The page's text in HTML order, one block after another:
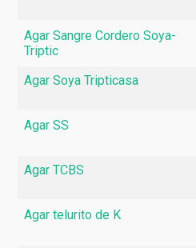
Agar Sangre Cordero Soya-
Triptic
Agar Soya Tripticasa
Agar SS
Agar TCBS
Agar telurito de K